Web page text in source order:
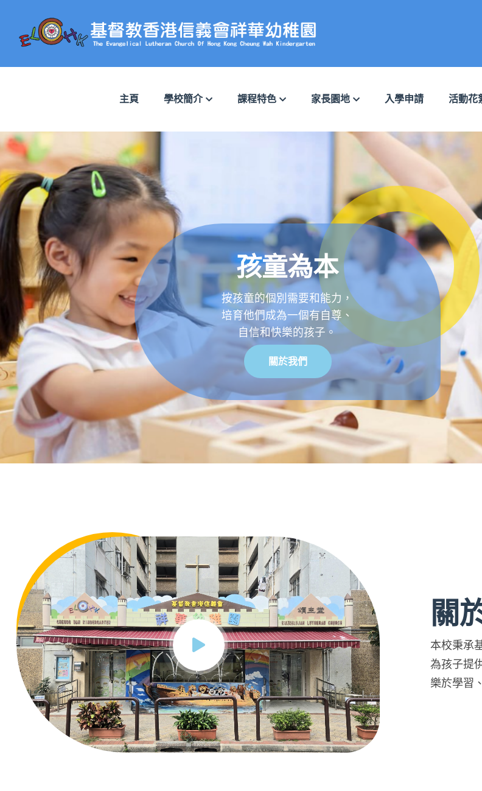
主頁 學校簡介 課程特色 家長園地 入學申請 活動花
愛心為本
以基督的愛締造一個守規有禮的校園，
培育他們成為一個愛己愛人的孩子。
關
本校秉承
為孩子提
樂於學習